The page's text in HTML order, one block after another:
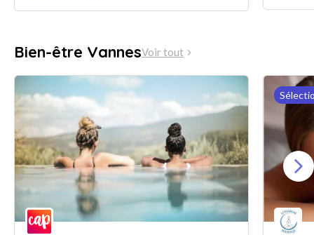
Bien-être VannesVoir tout